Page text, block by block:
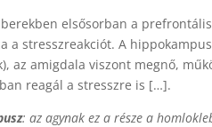
elsősorban a
a stresszreakciót. A
az amigdala viszont megnő,
reagál a stresszre is […].
: az agynak ez a része a